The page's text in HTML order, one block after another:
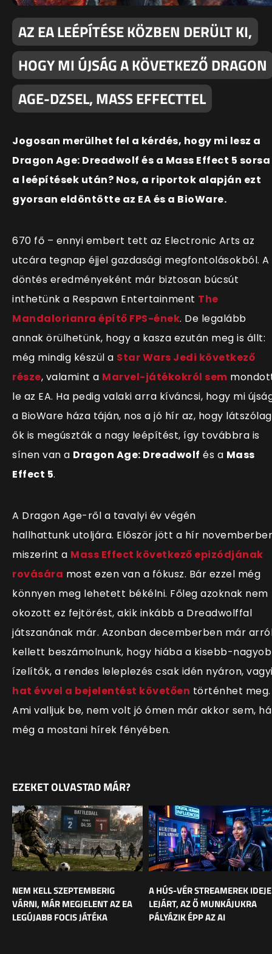
AZ EA LEÉPÍTÉSE KÖZBEN DERÜLT KI,
HOGY MI ÚJSÁG A KÖVETKEZŐ DRAGON
AGE-DZSEL, MASS EFFECTTEL
Jogosan merülhet fel a kérdés, hogy mi lesz a
Dragon Age: Dreadwolf és a Mass Effect 5 sorsa
a leépítések után? Nos, a riportok alapján ezt
gyorsan eldöntötte az EA és a BioWare.
670 fő – ennyi embert tett az Electronic Arts az
utcára tegnap éjjel gazdasági megfontolásokból. A
döntés eredményeként már biztosan búcsút
inthetünk a Respawn Entertainment The
Mandalorianra építő FPS-ének. De legalább
annak örülhetünk, hogy a kasza ezután meg is állt:
még mindig készül a Star Wars Jedi következő
része, valamint a Marvel-játékokról sem
le az EA. Ha pedig valaki arra kíváncsi, hogy mi
a BioWare háza táján, nos a jó hír az, hogy látszólag
ők is megúszták a nagy leépítést, így továbbra is
sínen van a Dragon Age: Dreadwolf és a Mass
Effect 5.
A Dragon Age-ről a tavalyi év végén
hallhattunk utoljára. Először jött a hír
miszerint a Mass Effect következő epizódjának
rovására most ezen van a fókusz. Bár ezzel még
könnyen meg lehetett békélni. Főleg azoknak nem
okozott ez fejtörést, akik inkább a Dreadwolffal
játszanának már. Azonban decemberben már
kellett beszámolnunk, hogy hiába a kisebb-
ízelítők, a rendes leleplezés csak idén nyáron,
hat évvel a bejelentést követően történhet meg.
Ami valljuk be, nem volt jó ómen már akkor sem,
még a mostani hírek fényében.
EZEKET OLVASTAD MÁR?
NEM KELL SZEPTEMBERIG
VÁRNI, MÁR MEGJELENT AZ EA
LEGÚJABB FOCIS JÁTÉKA
A HÚS-VÉR STREAMEREK IDEJE
LEJÁRT, AZ Ő MUNKÁJUKRA
PÁLYÁZIK ÉPP AZ AI